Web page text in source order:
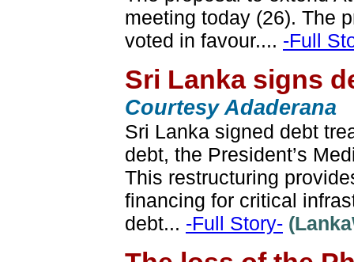
meeting today (26). The
voted in favour.... -Full
Sri Lanka signs
Courtesy Adaderana
Sri Lanka signed debt
debt, the President’s
This restructuring
financing for critical
debt... -Full Story-